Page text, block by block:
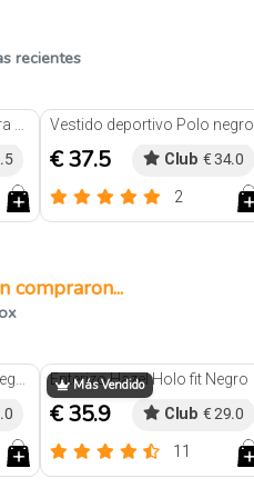
recientes
Vestido deportivo Polo negro
€ 37.5 Club € 34.0
2
compraron...
Más Vendido
Enterizo Hazel Holo fit Negro
€ 35.9 Club € 29.0
11